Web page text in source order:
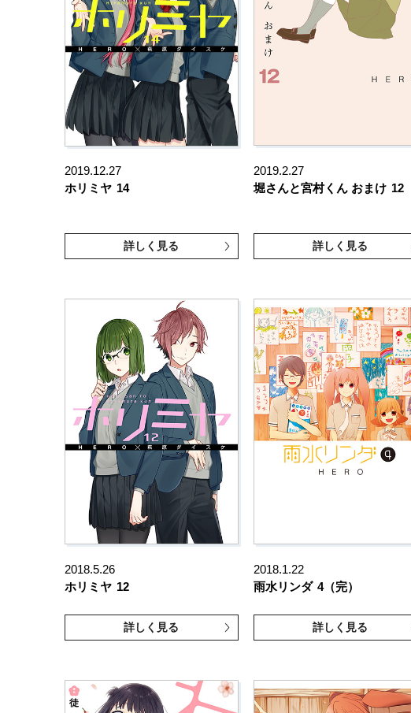
2019.12.27
ホリミヤ 14
詳しく見る
2019.2.27
堀さんと宮村くん おまけ 12
詳しく見る
2018.5.26
ホリミヤ 12
詳しく見る
2018.1.22
雨水リンダ 4（完）
詳しく見る